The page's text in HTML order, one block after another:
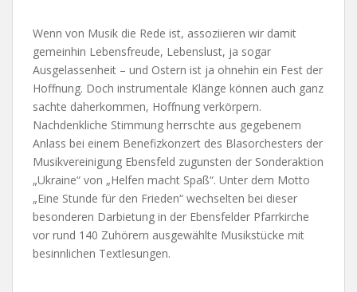
Wenn von Musik die Rede ist, assoziieren wir damit
gemeinhin Lebensfreude, Lebenslust, ja sogar
Ausgelassenheit – und Ostern ist ja ohnehin ein Fest der
Hoffnung. Doch instrumentale Klänge können auch ganz
sachte daherkommen, Hoffnung verkörpern.
Nachdenkliche Stimmung herrschte aus gegebenem
Anlass bei einem Benefizkonzert des Blasorchesters der
Musikvereinigung Ebensfeld zugunsten der Sonderaktion
„Ukraine“ von „Helfen macht Spaß“. Unter dem Motto
„Eine Stunde für den Frieden“ wechselten bei dieser
besonderen Darbietung in der Ebensfelder Pfarrkirche
vor rund 140 Zuhörern ausgewählte Musikstücke mit
besinnlichen Textlesungen.